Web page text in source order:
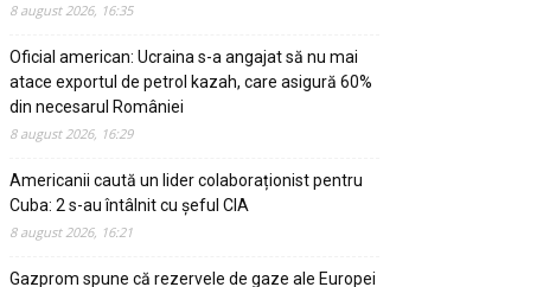
8 august 2026, 16:35
Oficial american: Ucraina s-a angajat să nu mai
atace exportul de petrol kazah, care asigură 60%
din necesarul României
8 august 2026, 16:29
Americanii caută un lider colaboraționist pentru
Cuba: 2 s-au întâlnit cu șeful CIA
8 august 2026, 16:21
Gazprom spune că rezervele de gaze ale Europei